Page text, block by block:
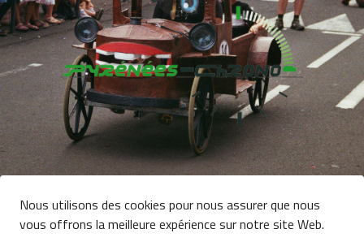
Équipes: 0 Genre: 0 Effacer les filtres
Nous utilisons des cookies pour nous assurer que nous
vous offrons la meilleure expérience sur notre site Web.